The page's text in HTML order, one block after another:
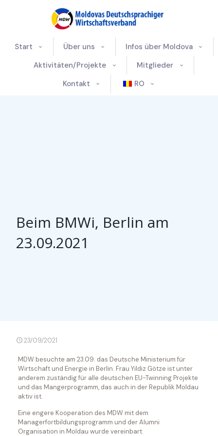
Start Über uns
Infos über Moldova
Aktivitäten/Projekte
Mitglieder
Kontakt
RO
Beim BMWi, Berlin am
23.09.2021
23/09/2021
MDW besuchte am 23.09. das Deutsche Ministerium für
Wirtschaft und Energie in Berlin. Frau Yildiz Götze ist unter
anderem zuständig für alle deutschen EU-Twinning Projekte
und das Mangerprogramm, das auch in der Republik Moldau
aktiv ist.
Eine engere Kooperation des MDW mit dem
Managerfortbildungsprogramm und der Alumni
Organisation in Moldau wurde vereinbart.